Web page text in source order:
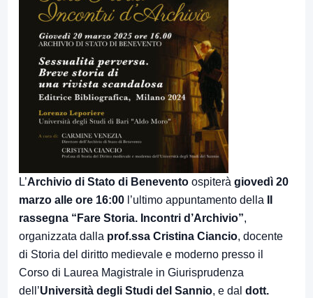
L’Archivio di Stato di Benevento ospiterà giovedì 20
marzo alle ore 16:00 l’ultimo appuntamento della
rassegna “Fare Storia. Incontri d’Archivio”,
organizzata dalla prof.ssa Cristina Ciancio, docente
di Storia del diritto medievale e moderno presso il
Corso di Laurea Magistrale in Giurisprudenza
dell’Università degli Studi del Sannio, e dal dott.